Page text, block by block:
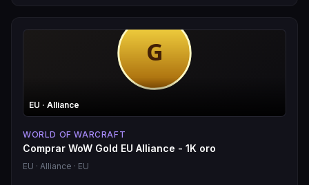
EU · Alliance
WORLD OF WARCRAFT
Comprar WoW Gold EU Alliance - 1K oro
EU · Alliance · EU